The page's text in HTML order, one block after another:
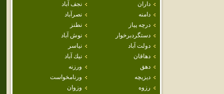
داران
نجف آباد
دامنه
نصرآباد
درچه پياز
نطنز
دستگردبرخوار
نوش آباد
دولت آباد
نياسر
دهاقان
نيك آباد
دهق
ورزنه
ديزيچه
ورنامخواست
رزوه
وزوان